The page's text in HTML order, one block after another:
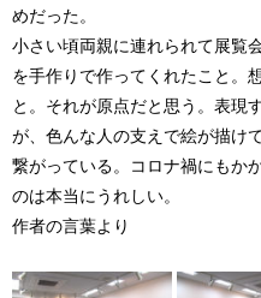
めだった。
小さい頃両親に連れられて展覧
を手作りで作ってくれたこと。
と。それが原点だと思う。表現
が、色んな人の支えで絵が描け
繋がっている。コロナ禍にもか
のは本当にうれしい。
作者の言葉より